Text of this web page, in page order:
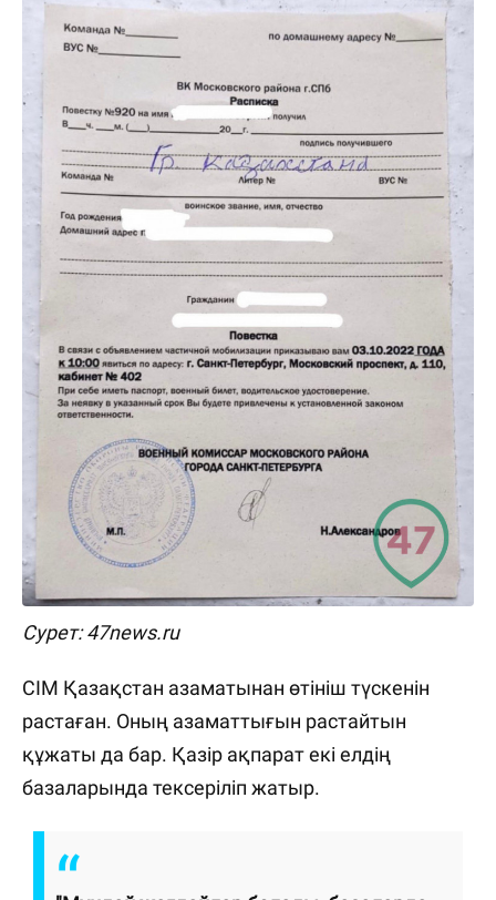
Сурет: 47news.ru
СІМ Қазақстан азаматынан өтініш түскенін
растаған. Оның азаматтығын растайтын
құжаты да бар. Қазір ақпарат екі елдің
базаларында тексеріліп жатыр.